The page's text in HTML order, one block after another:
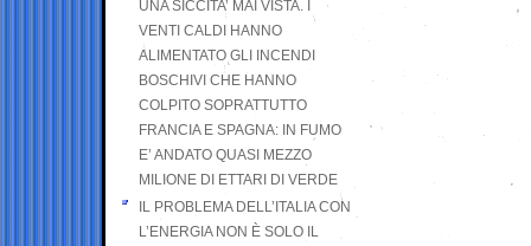
UNA SICCITA’ MAI VISTA. I
VENTI CALDI HANNO
ALIMENTATO GLI INCENDI
BOSCHIVI CHE HANNO
COLPITO SOPRATTUTTO
FRANCIA E SPAGNA: IN FUMO
E’ ANDATO QUASI MEZZO
MILIONE DI ETTARI DI VERDE
IL PROBLEMA DELL’ITALIA CON
L’ENERGIA NON È SOLO IL